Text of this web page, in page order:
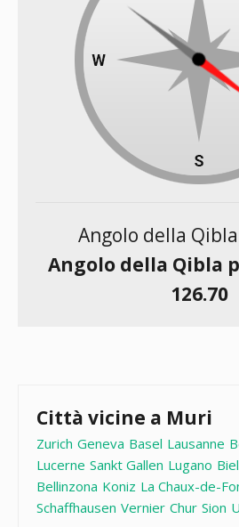
Angolo della
Angolo della Qibla
126.70
Città vicine a Muri
Zurich Geneva Basel Lausanne
Lucerne Sankt Gallen Lugano
Bellinzona Koniz La Chaux-de-
Schaffhausen Vernier Chur Sion